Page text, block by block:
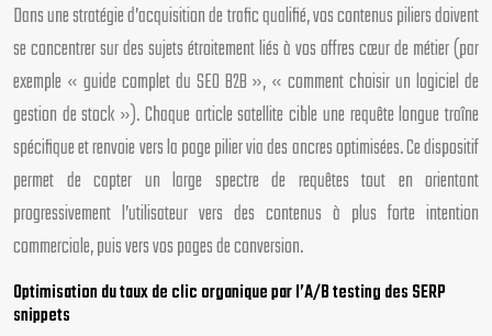
Dans une stratégie d’acquisition de trafic qualifié, vos contenus piliers doivent
se concentrer sur des sujets étroitement liés à vos offres cœur de métier (par
exemple « guide complet du SEO B2B », « comment choisir un logiciel de
gestion de stock »). Chaque article satellite cible une requête longue traîne
spécifique et renvoie vers la page pilier via des ancres optimisées. Ce dispositif
permet de capter un large spectre de requêtes tout en orientant
progressivement l’utilisateur vers des contenus à plus forte intention
commerciale, puis vers vos pages de conversion.
Optimisation du taux de clic organique par l’A/B testing des SERP
snippets